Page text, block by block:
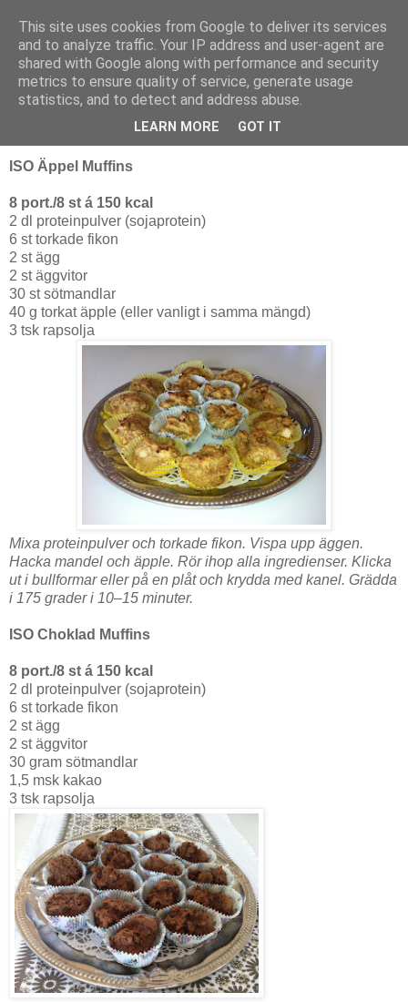
Fias hälsa
fredag 21 oktober 2011
Bjud på supersunda muffins i helgen...
ISO Äppel Muffins
8 port./8 st á 150 kcal
2 dl proteinpulver (sojaprotein)
6 st torkade fikon
2 st ägg
2 st äggvitor
30 st sötmandlar
40 g torkat äpple (eller vanligt i samma mängd)
3 tsk rapsolja
Mixa proteinpulver och torkade fikon. Vispa upp äggen.
Hacka mandel och äpple. Rör ihop alla ingredienser. Klicka
ut i bullformar eller på en plåt och krydda med kanel. Grädda
i 175 grader i 10–15 minuter.
ISO Choklad Muffins
8 port./8 st á 150 kcal
2 dl proteinpulver (sojaprotein)
6 st torkade fikon
2 st ägg
2 st äggvitor
30 gram sötmandlar
1,5 msk kakao
3 tsk rapsolja
This site uses cookies from Google to deliver its services
and to analyze traffic. Your IP address and user-agent are
shared with Google along with performance and security
metrics to ensure quality of service, generate usage
statistics, and to detect and address abuse.
LEARN MORE GOT IT